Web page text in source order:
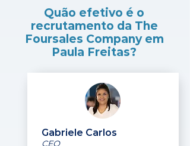
Quão efetivo é o
recrutamento da The
Foursales Company em
Paula Freitas?
Gabriele Carlos
CEO